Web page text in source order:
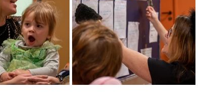
CENTRE DE LOISIRS PREVENTION DE LA DELINQUANCE